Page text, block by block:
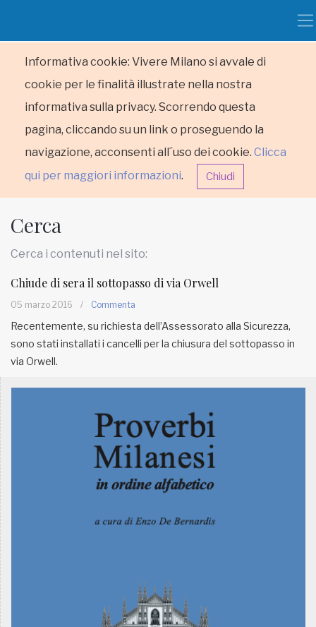
Informativa cookie: Vivere Milano si avvale di
cookie per le finalità illustrate nella nostra
informativa sulla privacy. Scorrendo questa
pagina, cliccando su un link o proseguendo la
navigazione, acconsenti all´uso dei cookie. Clicca
qui per maggiori informazioni. Chiudi
HOME
MUNICIPI
Iscriviti alla newsletter
www.viveremilano.info
Fondato e diretto da Enzo De
EDB edizioni - Via Brivio angolo C.
Cerca
Cerca i contenuti nel sito:
Chiude di sera il sottopasso di via Orwell
05 marzo 2016 / Commenta
Recentemente, su richiesta dell’Assessorato alla Sicurezza,
sono stati installati i cancelli per la chiusura del sottopasso in
via Orwell.